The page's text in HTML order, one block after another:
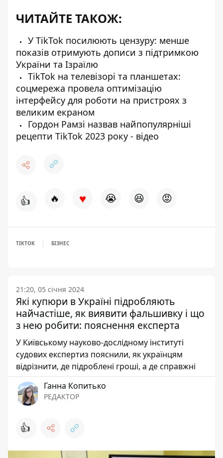
ЧИТАЙТЕ ТАКОЖ:
У TikTok посилюють цензуру: менше
показів отримують дописи з підтримкою
України та Ізраїлю
TikTok на телевізорі та планшетах:
соцмережа провела оптимізацію
інтерфейсу для роботи на пристроях з
великим екраном
Гордон Рамзі назвав найпопулярніші
рецепти TikTok 2023 року - відео
👍 🔥 ♥ 😭 😆 😡
TIKTOK БІЗНЕС
21:20, 05 січня 2024
Які купюри в Україні підробляють
найчастіше, як виявити фальшивку і що
з нею робити: пояснення експерта
У Київському науково-дослідному інституті
судових експертиз пояснили, як українцям
відрізнити, де підроблені гроші, а де справжні
Ганна Копитько
РЕДАКТОР
👍